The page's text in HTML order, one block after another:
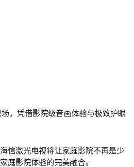
，凭借影院级音画体验与极致护眼
信激光电视将让家庭影院不再是少
庭影院体验的完美融合。